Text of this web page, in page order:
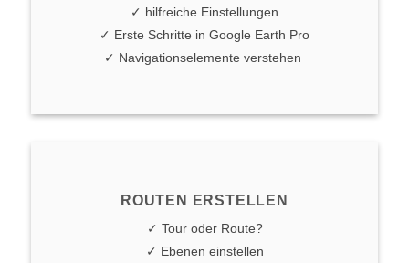
✓ hilfreiche Einstellungen
✓ Erste Schritte in Google Earth Pro
✓ Navigationselemente verstehen
ROUTEN ERSTELLEN
✓ Tour oder Route?
✓ Ebenen einstellen